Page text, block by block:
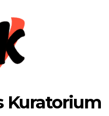
Kuratorium